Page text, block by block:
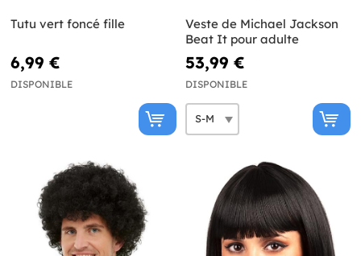
Tutu vert foncé fille
6,99 €
DISPONIBLE
Veste de Michael Jackson
Beat It pour adulte
53,99 €
DISPONIBLE